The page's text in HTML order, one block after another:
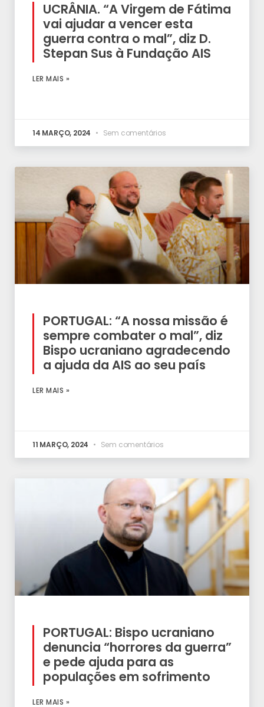
UCRÂNIA. “A Virgem de Fátima
vai ajudar a vencer esta
guerra contra o mal”, diz D.
Stepan Sus à Fundação AIS
LER MAIS »
14 MARÇO, 2024 Sem comentários
PORTUGAL: “A nossa missão é
sempre combater o mal”, diz
Bispo ucraniano agradecendo
a ajuda da AIS ao seu país
LER MAIS »
11 MARÇO, 2024 Sem comentários
PORTUGAL: Bispo ucraniano
denuncia “horrores da guerra”
e pede ajuda para as
populações em sofrimento
LER MAIS »